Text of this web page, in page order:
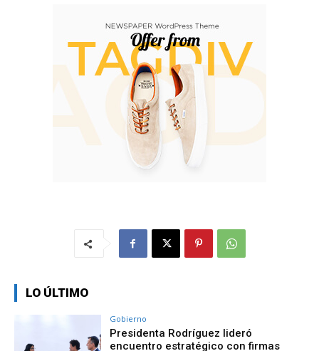
LO ÚLTIMO
Gobierno
Presidenta Rodríguez lideró
encuentro estratégico con firmas